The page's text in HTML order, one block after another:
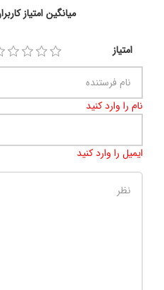
میانگین امتیاز کاربران: 0.0 (0
امتیاز
نام را وارد کنید
ایمیل را وارد کنید